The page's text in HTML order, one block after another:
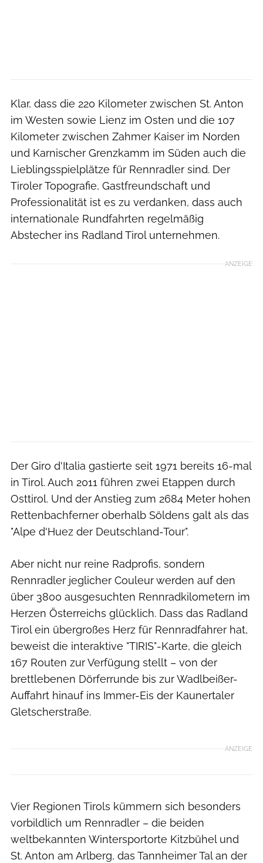
Klar, dass die 220 Kilometer zwischen St. Anton
im Westen sowie Lienz im Osten und die 107
Kilometer zwischen Zahmer Kaiser im Norden
und Karnischer Grenzkamm im Süden auch die
Lieblingsspielplätze für Rennradler sind. Der
Tiroler Topografie, Gastfreundschaft und
Professionalität ist es zu verdanken, dass auch
internationale Rundfahrten regelmäßig
Abstecher ins Radland Tirol unternehmen.
ANZEIGE
Der Giro d'Italia gastierte seit 1971 bereits 16-mal
in Tirol. Auch 2011 führen zwei Etappen durch
Osttirol. Und der Anstieg zum 2684 Meter hohen
Rettenbachferner oberhalb Söldens galt als das
"Alpe d'Huez der Deutschland-Tour".
Aber nicht nur reine Radprofis, sondern
Rennradler jeglicher Couleur werden auf den
über 3800 ausgesuchten Rennradkilometern im
Herzen Österreichs glücklich. Dass das Radland
Tirol ein übergroßes Herz für Rennradfahrer hat,
beweist die interaktive "TIRIS"-Karte, die gleich
167 Routen zur Verfügung stellt – von der
brettlebenen Dörferrunde bis zur Wadlbeißer-
Auffahrt hinauf ins Immer-Eis der Kaunertaler
Gletscherstraße.
ANZEIGE
Vier Regionen Tirols kümmern sich besonders
vorbildlich um Rennradler – die beiden
weltbekannten Wintersportorte Kitzbühel und
St. Anton am Arlberg, das Tannheimer Tal an der